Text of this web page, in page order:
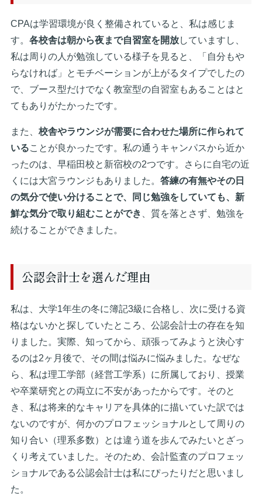
CPAは学習環境が良く整備されていると、私は感じま
す。 各校舎は朝から夜まで自習室を開放していますし、
私は周りの人が勉強している様子を見ると、「自分もや
らなければ」とモチベーションが上がるタイプでしたの
で、ブース型だけでなく教室型の自習室もあることはと
てもありがたかったです。
また、 校舎やラウンジが需要に合わせた場所に作られて
いることが良かったです。私の通うキャンパスから近か
ったのは、早稲田校と新宿校の2つです。さらに自宅の近
くには大宮ラウンジもありました。 答練の有無やその日
の気分で使い分けることで、同じ勉強をしていても、新
鮮な気分で取り組むことができ
、質を落とさず、勉強を
続けることができました。
公認会計士を選んだ理由
私は、大学1年生の冬に簿記3級に合格し、次に受ける資
格はないかと探していたところ、公認会計士の存在を知
りました。実際、知ってから、頑張ってみようと決心す
るのは2ヶ月後で、その間は悩みに悩みました。なぜな
ら、私は理工学部（経営工学系）に所属しており、授業
や卒業研究との両立に不安があったからです。そのと
き、私は将来的なキャリアを具体的に描いていた訳では
ないのですが、何かのプロフェッショナルとして周りの
知り合い（理系多数）とは違う道を歩んでみたいとざっ
くり考えていました。そのため、会計監査のプロフェッ
ショナルである公認会計士は私にぴったりだと思いまし
た。